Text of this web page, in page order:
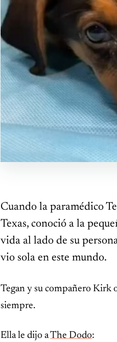
Cuando la paramédico
Texas, conoció a la
vida al lado de su
vio sola en este mundo.
Tegan y su compañero Kirk
siempre.
Ella le dijo aThe Dodo: